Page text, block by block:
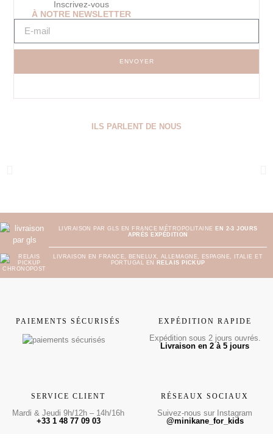
Inscrivez-vous
À NOTRE NEWSLETTER
ENVOYER
ILS PARLENT DE NOUS
LIVRAISON PAR GLS EN FRANCE MÉTROPOLITAINE EN 2-3 JOURS
APRÈS EXPÉDITION
LIVRAISON EN FRANCE, BENELUX, ALLEMAGNE, ESPAGNE, ITALIE ET
PORTUGAL EN
RELAIS PICKUP
PAIEMENTS SÉCURISÉS EXPÉDITION RAPIDE
Expédition sous 2 jours ouvrés.
Livraison en 2 à 5 jours
SERVICE CLIENT
Mardi & Jeudi 9h/12h – 14h/16h
+33 1 48 77 09 03
RÉSEAUX SOCIAUX
Suivez-nous sur Instagram
@minikane_for_kids